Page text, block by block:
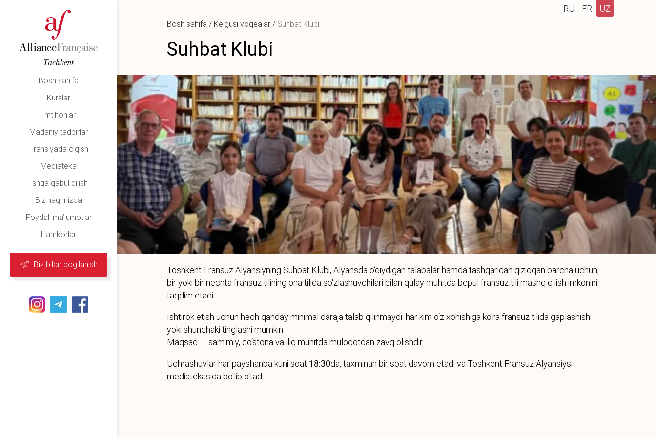
RU FR UZ
Bosh sahifa
Kurslar
Imtihonlar
Madaniy tadbirlar
Fransiyada o’qish
Mediateka
Ishga qabul qilish
Biz haqimizda
Foydali ma’lumotlar
Hamkorlar
Biz bilan bog'lanish
Bosh sahifa / Kelgusi voqealar / Suhbat Klubi
Suhbat Klubi
Toshkent Fransuz Alyansiyning Suhbat Klubi, Alyansda o‘qiydigan talabalar hamda tashqaridan qiziqqan barcha uchun,
bir yoki bir nechta fransuz tilining ona tilida so‘zlashuvchilari bilan qulay muhitda bepul fransuz tili mashq qilish imkonini
taqdim etadi.
Ishtirok etish uchun hech qanday minimal daraja talab qilinmaydi: har kim o‘z xohishiga ko‘ra fransuz tilida gaplashishi
yoki shunchaki tinglashi mumkin.
Maqsad — samimiy, do‘stona va iliq muhitda muloqotdan zavq olishdir.
Uchrashuvlar har payshanba kuni soat 18:30da, taxminan bir soat davom etadi va Toshkent Fransuz Alyansiysi
mediatekasida bo‘lib o‘tadi.